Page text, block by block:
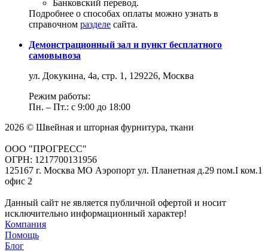
Банковский перевод.
Подробнее о способах оплаты можно узнать в
справочном разделе сайта.
Демонстрационный зал и пункт бесплатного
самовывоза
ул. Докукина, 4а, стр. 1, 129226, Москва
Режим работы:
Пн. – Пт.: с 9:00 до 18:00
2026 © Швейная и шторная фурнитура, ткани
ООО "ПРОГРЕСС"
ОГРН: 1217700131956
125167 г. Москва МО Аэропорт ул. Планетная д.29 пом.I ком.1
офис 2
Данный сайт не является публичной офертой и носит
исключительно информационный характер!
Компания
Помощь
Блог